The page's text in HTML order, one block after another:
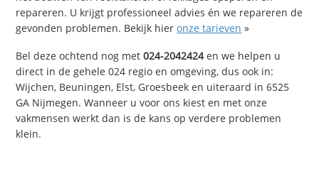
repareren. U krijgt professioneel advies én we repareren de
gevonden problemen. Bekijk hieronze tarieven »
Bel deze ochtend nog met024-2042424en we helpen u
direct in de gehele 024 regio en omgeving, dus ook in:
Wijchen, Beuningen, Elst, Groesbeek en uiteraard in 6525
GA Nijmegen. Wanneer u voor ons kiest en met onze
vakmensen werkt dan is de kans op verdere problemen
klein.